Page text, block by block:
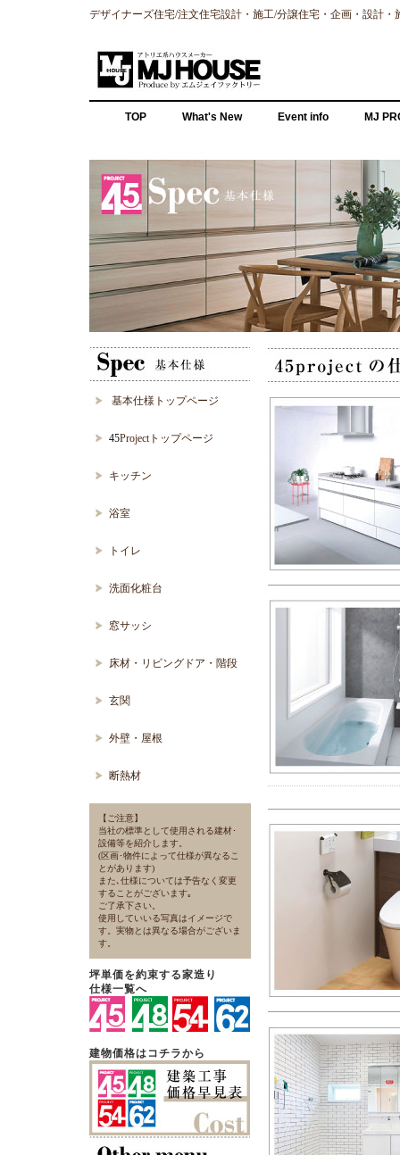
デザイナーズ住宅/注文住宅設計・施工/分譲住宅・企画・設計・
TOP What's New Event info MJ
基本仕様トップページ
45Projectトップページ
キッチン
浴室
トイレ
洗面化粧台
窓サッシ
床材・リビングドア・階段
玄関
外壁・屋根
断熱材
【ご注意】
当社の標準として使用される建材･
設備等を紹介します。
(区画･物件によって仕様が異なるこ
とがあります)
また､仕様については予告なく変更
することがございます｡
ご了承下さい。
使用していいる写真はイメージで
す。実物とは異なる場合がございま
す。
坪単価を約束する家造り
仕様一覧へ
建物価格はコチラから